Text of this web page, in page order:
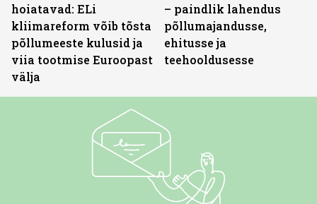
hoiatavad: ELi
kliimareform võib tõsta
põllumeeste kulusid ja
viia tootmise Euroopast
välja
– paindlik lahendus
põllumajandusse,
ehitusse ja
teehooldusesse